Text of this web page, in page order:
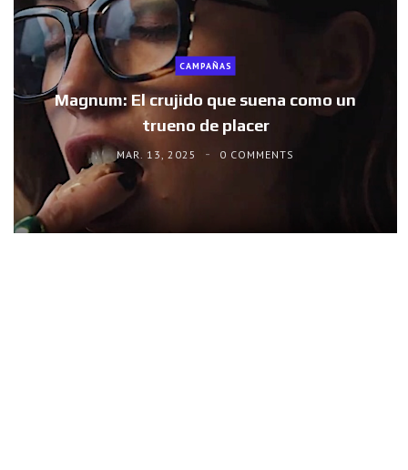
CAMPAÑAS
Magnum: El crujido que suena como un
trueno de placer
MAR. 13, 2025 0 COMMENTS